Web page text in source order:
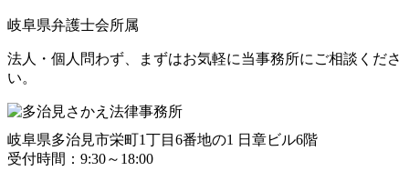
岐阜県弁護士会所属
法人・個人問わず、まずはお気軽に当事務所にご相談くださ
い。
岐阜県多治見市栄町1丁目6番地の1 日章ビル6階
受付時間：9:30～18:00